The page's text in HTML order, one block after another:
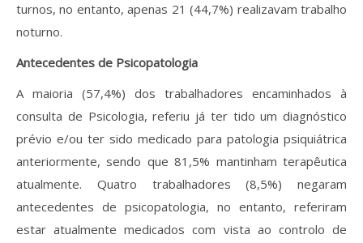
turnos, no entanto, apenas 21 (44,7%) realizavam trabalho
noturno.
Antecedentes de Psicopatologia
A maioria (57,4%) dos trabalhadores encaminhados à
consulta de Psicologia, referiu já ter tido um diagnóstico
prévio e/ou ter sido medicado para patologia psiquiátrica
anteriormente, sendo que 81,5% mantinham terapêutica
atualmente. Quatro trabalhadores (8,5%) negaram
antecedentes de psicopatologia, no entanto, referiram
estar atualmente medicados com vista ao controlo de